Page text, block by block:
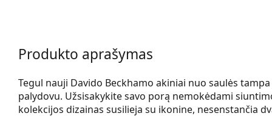
Produkto aprašymas
Tegul nauji Davido Beckhamo akiniai nuo saulės
palydovu. Užsisakykite savo porą nemokėdami
kolekcijos dizainas susilieja su ikonine, nesenstančia